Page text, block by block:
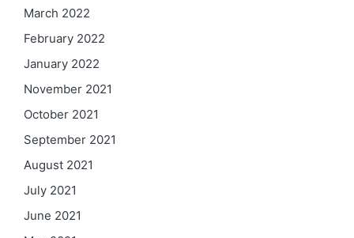
March 2022
February 2022
January 2022
November 2021
October 2021
September 2021
August 2021
July 2021
June 2021